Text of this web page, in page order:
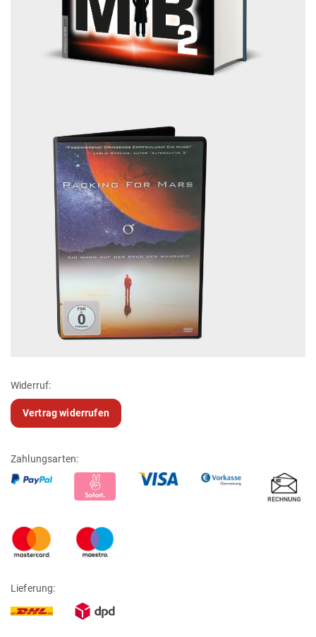
Widerruf:
Vertrag widerrufen
Zahlungsarten:
Lieferung: